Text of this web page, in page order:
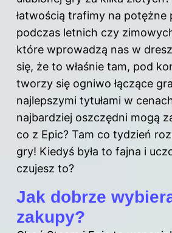
łatwością trafimy na potężne
podczas letnich czy
które wprowadzą nas w
się, że to właśnie tam, pod
tworzy się ogniwo łączące
najlepszymi tytułami w
najbardziej oszczędni mogą
co z Epic? Tam co tydzień
gry! Kiedyś była to fajna i
czujesz to?
Jak dobrze
zakupy?